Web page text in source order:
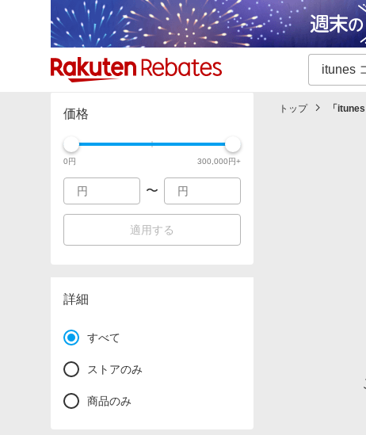
カテゴリー一覧 イベント一覧
価格
0円 300,000円+
〜
適用する
詳細
すべて
ストアのみ
商品のみ
トップ 「 itunes